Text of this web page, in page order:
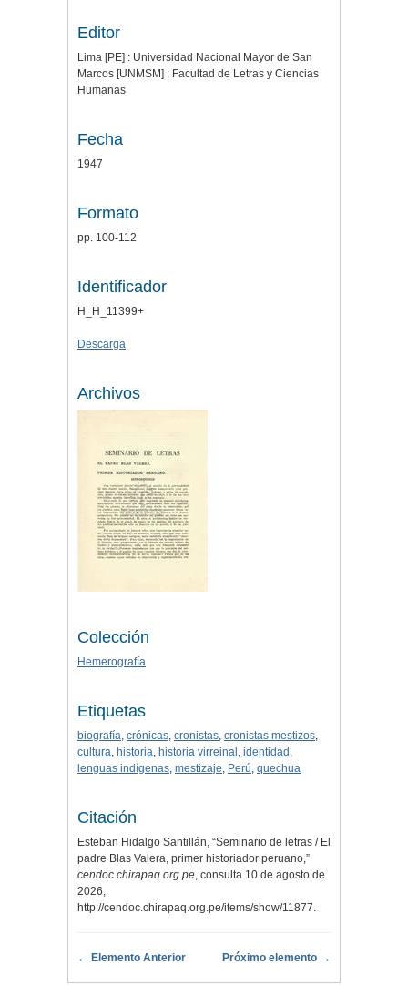
Editor
Lima [PE] : Universidad Nacional Mayor de San
Marcos [UNMSM] : Facultad de Letras y Ciencias
Humanas
Fecha
1947
Formato
pp. 100-112
Identificador
H_H_11399+
Descarga
Archivos
Colección
Hemerografía
Etiquetas
biografía, crónicas, cronistas, cronistas mestizos,
cultura, historia, historia virreinal , identidad ,
lenguas indígenas, mestizaje, Perú, quechua
Citación
Esteban Hidalgo Santillán, “Seminario de letras / El
padre Blas Valera, primer historiador peruano,”
cendoc.chirapaq.org.pe, consulta 10 de agosto de
2026,
http://cendoc.chirapaq.org.pe/items/show/11877.
← Elemento Anterior Próximo elemento →